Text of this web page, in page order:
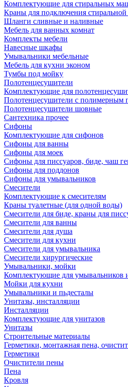
Комплектующие для стиральных
Краны для подключения
Шланги сливные и наливные
Мебель для ванных комнат
Комплекты мебели
Навесные шкафы
Умывальники мебельные
Мебель для кухни эконом
Тумбы под мойку
Полотенцесушители
Комплектующие для
Полотенцесушители с полимерным
Полотенцесушители шовные
Сантехника прочее
Сифоны
Комплектующие для сифонов
Сифоны для ванны
Сифоны для моек
Сифоны для писсуаров, биде, чаш
Сифоны для поддонов
Сифоны для умывальников
Смесители
Комплектующие к смесителям
Краны туалетные (для одной воды)
Смесители для биде, краны для
Смесители для ванны
Смесители для душа
Смесители для кухни
Смесители для умывальника
Смесители хирургические
Умывальники, мойки
Комплектующие для умывальников
Мойки для кухни
Умывальники и пьдесталы
Унитазы, инсталляции
Инсталляции
Комплектующие для унитазов
Унитазы
Строительные материалы
Герметики, монтажная пена,
Герметики
Очистители пены
Пена
Кровля